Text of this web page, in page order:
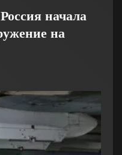
начала
на